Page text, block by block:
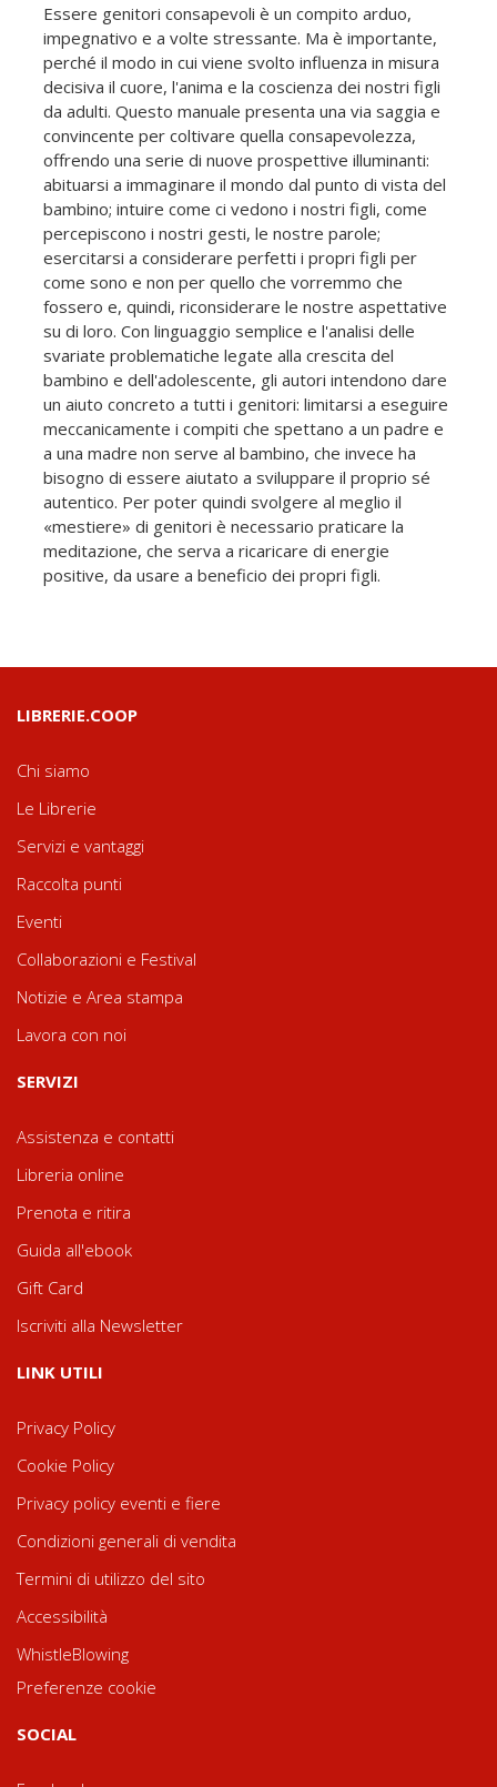
Essere genitori consapevoli è un compito arduo,
impegnativo e a volte stressante. Ma è importante,
perché il modo in cui viene svolto influenza in misura
decisiva il cuore, l'anima e la coscienza dei nostri figli
da adulti. Questo manuale presenta una via saggia e
convincente per coltivare quella consapevolezza,
offrendo una serie di nuove prospettive illuminanti:
abituarsi a immaginare il mondo dal punto di vista del
bambino; intuire come ci vedono i nostri figli, come
percepiscono i nostri gesti, le nostre parole;
esercitarsi a considerare perfetti i propri figli per
come sono e non per quello che vorremmo che
fossero e, quindi, riconsiderare le nostre aspettative
su di loro. Con linguaggio semplice e l'analisi delle
svariate problematiche legate alla crescita del
bambino e dell'adolescente, gli autori intendono dare
un aiuto concreto a tutti i genitori: limitarsi a eseguire
meccanicamente i compiti che spettano a un padre e
a una madre non serve al bambino, che invece ha
bisogno di essere aiutato a sviluppare il proprio sé
autentico. Per poter quindi svolgere al meglio il
«mestiere» di genitori è necessario praticare la
meditazione, che serva a ricaricare di energie
positive, da usare a beneficio dei propri figli.
LIBRERIE.COOP
Chi siamo
Le Librerie
Servizi e vantaggi
Raccolta punti
Eventi
Collaborazioni e Festival
Notizie e Area stampa
Lavora con noi
SERVIZI
Assistenza e contatti
Libreria online
Prenota e ritira
Guida all'ebook
Gift Card
Iscriviti alla Newsletter
LINK UTILI
Privacy Policy
Cookie Policy
Privacy policy eventi e fiere
Condizioni generali di vendita
Termini di utilizzo del sito
Accessibilità
WhistleBlowing
Preferenze cookie
SOCIAL